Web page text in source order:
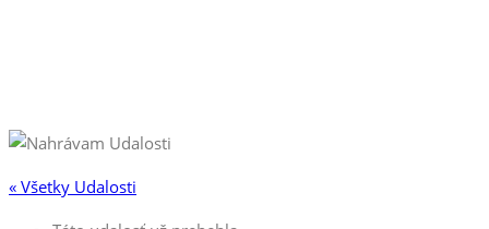
« Všetky Udalosti